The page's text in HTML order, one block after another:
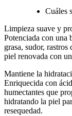
Hialurónico
Fix.
Yanbal
.
120ml
cantidad
Cuáles
Limpieza suave y
Potenciada con una
grasa, sudor,
piel renovada con
Mantiene la
Enriquecida con
humectantes que
hidratando la piel
resequedad.